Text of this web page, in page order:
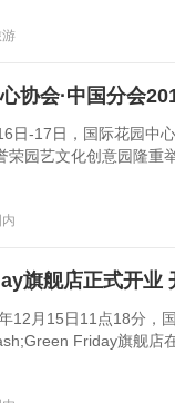
协会·中国分会
日，国际花园中心协
荣园艺文化创意园隆
旗舰店正式开业
日11点18分，国内
Friday旗舰店